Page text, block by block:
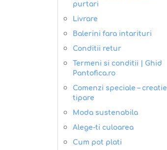
purtari
Livrare
Balerini fara intarituri
Conditii retur
Termeni si conditii | Ghid
Pantofica.ro
Comenzi speciale – creatie
tipare
Moda sustenabila
Alege-ti culoarea
Cum pot plati